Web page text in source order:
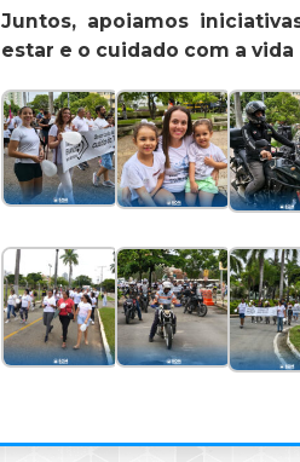
Juntos, apoiamos
estar e o cuidado com a